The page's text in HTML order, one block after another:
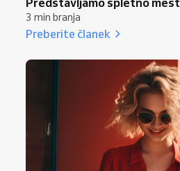
3 min branja
Preberite članek